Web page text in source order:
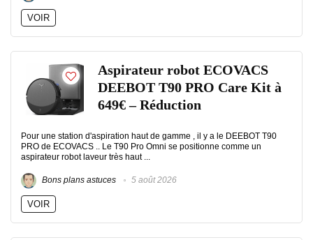
VOIR
Aspirateur robot ECOVACS
DEEBOT T90 PRO Care Kit à
649€ – Réduction
Pour une station d'aspiration haut de gamme , il y a le DEEBOT T90
PRO de ECOVACS .. Le T90 Pro Omni se positionne comme un
aspirateur robot laveur très haut ...
Bons plans astuces 5 août 2026
VOIR